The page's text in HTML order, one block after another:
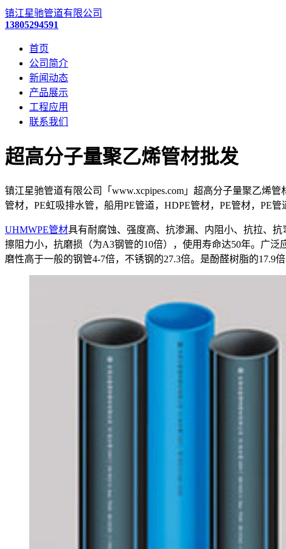
镇江星驰管道有限公司
13805294591
首页
公司简介
新闻动态
产品展示
工程应用
联系我们
超高分子量聚乙烯管材批发
镇江星驰管道有限公司「www.xcpipes.com」超高分子量聚乙烯
管材，PE虹吸排水管，船用PE管道，HDPE管材，PE管材，PE管
UHMWPE管材具有耐腐蚀、强度高、抗渗漏、内阻小、抗拉、抗
擦阻力小，抗磨损（为A3钢管的10倍），使用寿命达50年。广
磨性高于一般的钢管4-7倍，不锈钢的27.3倍。是酚醛树脂的17.9